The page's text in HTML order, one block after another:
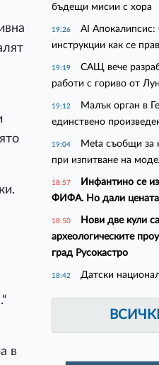
в
бъдещи мисии с хора
19:26
AI Апокалипсис:
инструкции как се
19:19
САЩ вече
работи с гориво от
19:12
Малък орган в
единствено
19:04
Meta съобщи за
при изпитване на
18:57
Инфантино се
ФИФА. Но дали цената
18:50
Нови две кули
археологическите
град Русокастро
18:42 Датски